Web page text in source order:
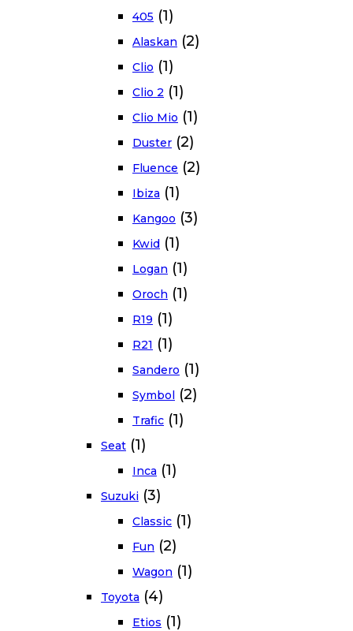
405 (1)
Alaskan (2)
Clio (1)
Clio 2 (1)
Clio Mio (1)
Duster (2)
Fluence (2)
Ibiza (1)
Kangoo (3)
Kwid (1)
Logan (1)
Oroch (1)
R19 (1)
R21 (1)
Sandero (1)
Symbol (2)
Trafic (1)
Seat (1)
Inca (1)
Suzuki (3)
Classic (1)
Fun (2)
Wagon (1)
Toyota (4)
Etios (1)